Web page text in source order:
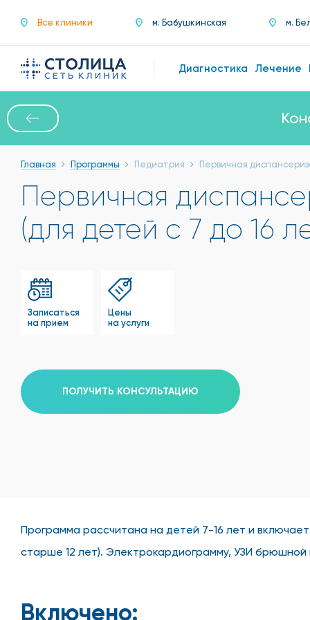
Все клиники м. Бабушкинская м.
Диагностика Лечение
Главная Программы Педиатрия Первичная
Первичная
(для детей с 7 до 16
Записаться
на прием
Цены
на услуги
ПОЛУЧИТЬ КОНСУЛЬТАЦИЮ
Программа рассчитана на детей 7-16 лет и
старше 12 лет). Электрокардиограмму, УЗИ брюшной
Включено: